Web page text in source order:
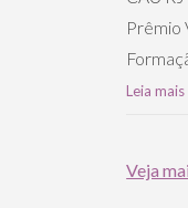
Prêmio
Leia mais
Veja